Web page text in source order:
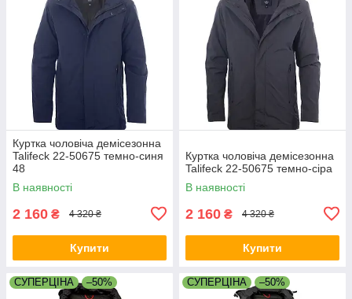
Куртка чоловіча демісезонна
Talifeck 22-50675 темно-синя
48
В наявності
2 160 ₴ 4 320 ₴
Купити
Куртка чоловіча демісезонна
Talifeck 22-50675 темно-сіра
В наявності
2 160 ₴ 4 320 ₴
Купити
СУПЕРЦІНА –50% СУПЕРЦІНА –50%